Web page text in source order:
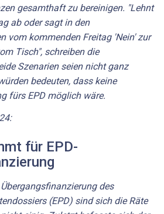
gesamthaft zu bereinigen. "Lehnt
ab oder sagt in den
vom kommenden Freitag 'Nein' zur
Tisch", schreiben die
Szenarien seien nicht ganz
bedeuten, dass keine
fürs EPD möglich wäre.
für EPD-
des
(EPD) sind sich die Räte